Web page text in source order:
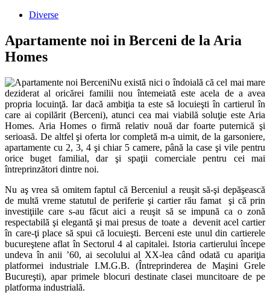
Diverse
Apartamente noi in Berceni de la Aria
Homes
Nu există nici o îndoială că cel mai mare
deziderat al oricărei familii nou întemeiată este acela de a avea
propria locuinţă. Iar dacă ambiţia ta este să locuieşti în cartierul în
care ai copilărit (Berceni), atunci cea mai viabilă soluţie este Aria
Homes. Aria Homes o firmă relativ nouă dar foarte puternică şi
serioasă. De altfel şi oferta lor completă m-a uimit, de la garsoniere,
apartamente cu 2, 3, 4 şi chiar 5 camere, până la case şi vile pentru
orice buget familial, dar şi spaţii comerciale pentru cei mai
întreprinzători dintre noi.
Nu aş vrea să omitem faptul că Berceniul a reuşit să-şi depăşească
de multă vreme statutul de periferie şi cartier rău famat şi că prin
investiţiile care s-au făcut aici a reuşit să se impună ca o zonă
respectabilă şi elegantă şi mai presus de toate a devenit acel cartier
în care-ţi place să spui că locuieşti. Berceni este unul din cartierele
bucureştene aflat în Sectorul 4 al capitalei. Istoria cartierului începe
undeva în anii ’60, ai secolului al XX-lea când odată cu apariţia
platformei industriale I.M.G.B. (Întreprinderea de Maşini Grele
Bucureşti), apar primele blocuri destinate clasei muncitoare de pe
platforma industrială.